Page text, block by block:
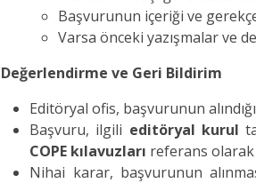
Başvurunun içeriği ve
Varsa önceki yazışmalar ve
Değerlendirme ve Geri Bildirim
Editöryal ofis, başvurunun
Başvuru, ilgili editöryal kurul
COPE kılavuzları referans olarak
Nihai karar, başvurunun